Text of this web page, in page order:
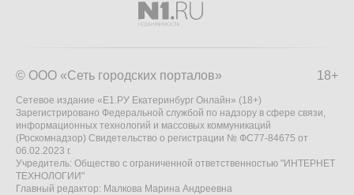
18+
© ООО «Сеть городских порталов»
Сетевое издание «Е1.РУ Екатеринбург Онлайн» (18+)
Зарегистрировано Федеральной службой по надзору в сфере связи,
информационных технологий и массовых коммуникаций
(Роскомнадзор) Свидетельство о регистрации № ФС77-84675 от
06.02.2023 г.
Учредитель: Общество с ограниченной ответственностью "ИНТЕРНЕТ
ТЕХНОЛОГИИ"
Главный редактор: Малкова Марина Андреевна